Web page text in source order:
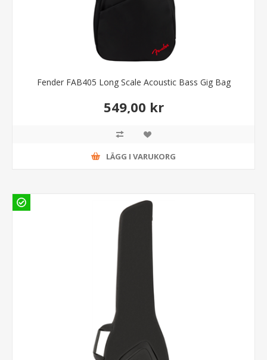
Fender FAB405 Long Scale Acoustic Bass Gig Bag
549,00 kr
LÄGG I VARUKORG